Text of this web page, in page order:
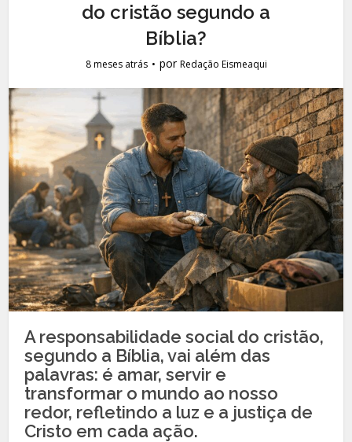
do cristão segundo a
Bíblia?
8 meses atrás porRedação Eismeaqui
A responsabilidade social do cristão,
segundo a Bíblia, vai além das
palavras: é amar, servir e
transformar o mundo ao nosso
redor, refletindo a luz e a justiça de
Cristo em cada ação.